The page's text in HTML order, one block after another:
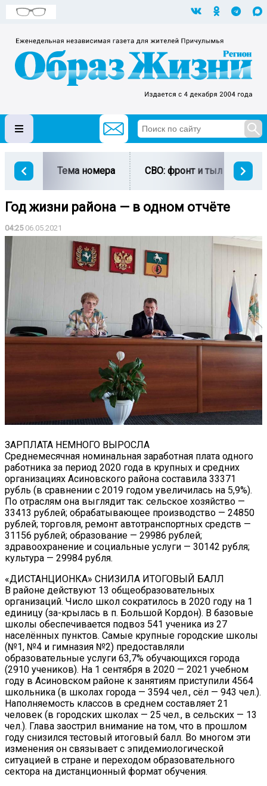
Тема номера СВО: фронт и тыл
Год жизни района — в одном отчёте
04:2506.05.2021
ЗАРПЛАТА НЕМНОГО ВЫРОСЛА
Среднемесячная номинальная заработная плата одного
работника за период 2020 года в крупных и средних
организациях Асиновского района составила 33371
рубль (в сравнении с 2019 годом увеличилась на 5,9%).
По отраслям она выглядит так: сельское хозяйство —
33413 рублей; обрабатывающее производство — 24850
рублей; торговля, ремонт автотранспортных средств —
31156 рублей; образование — 29986 рублей;
здравоохранение и социальные услуги — 30142 рубля;
культура — 29984 рубля.
«ДИСТАНЦИОНКА» СНИЗИЛА ИТОГОВЫЙ БАЛЛ
В районе действуют 13 общеобразовательных
организаций. Число школ сократилось в 2020 году на 1
единицу (за-крылась в п. Большой Кордон). В базовые
школы обеспечивается подвоз 541 ученика из 27
населённых пунктов. Самые крупные городские школы
(№1, №4 и гимназия №2) предоставляли
образовательные услуги 63,7% обучающихся города
(2910 учеников). На 1 сентября в 2020 — 2021 учебном
году в Асиновском районе к занятиям приступили 4564
школьника (в школах города — 3594 чел., сёл — 943 чел.).
Наполняемость классов в среднем составляет 21
человек (в городских школах — 25 чел., в сельских — 13
чел.). Глава заострил внимание на том, что в прошлом
году снизился тестовый итоговый балл. Во многом эти
изменения он связывает с эпидемиологической
ситуацией в стране и переходом образовательного
сектора на дистанционный формат обучения.